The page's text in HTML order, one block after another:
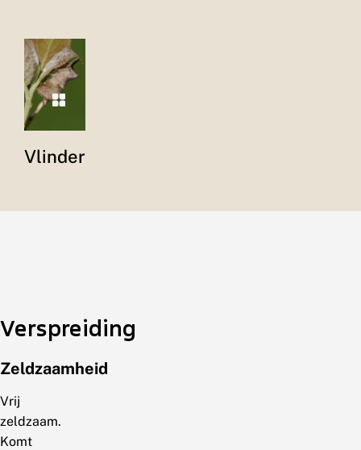
Vlinder
Verspreiding
Zeldzaamheid
Vrij
zeldzaam.
Komt